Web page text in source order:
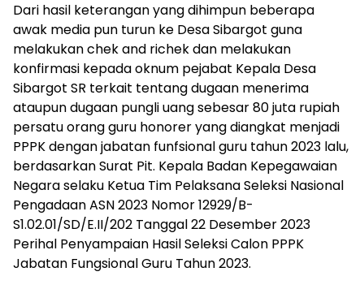
Dari hasil keterangan yang dihimpun beberapa
awak media pun turun ke Desa Sibargot guna
melakukan chek and richek dan melakukan
konfirmasi kepada oknum pejabat Kepala Desa
Sibargot SR terkait tentang dugaan menerima
ataupun dugaan pungli uang sebesar 80 juta rupiah
persatu orang guru honorer yang diangkat menjadi
PPPK dengan jabatan funfsional guru tahun 2023 lalu,
berdasarkan Surat Pit. Kepala Badan Kepegawaian
Negara selaku Ketua Tim Pelaksana Seleksi Nasional
Pengadaan ASN 2023 Nomor 12929/B-
S1.02.01/SD/E.II/202 Tanggal 22 Desember 2023
Perihal Penyampaian Hasil Seleksi Calon PPPK
Jabatan Fungsional Guru Tahun 2023.